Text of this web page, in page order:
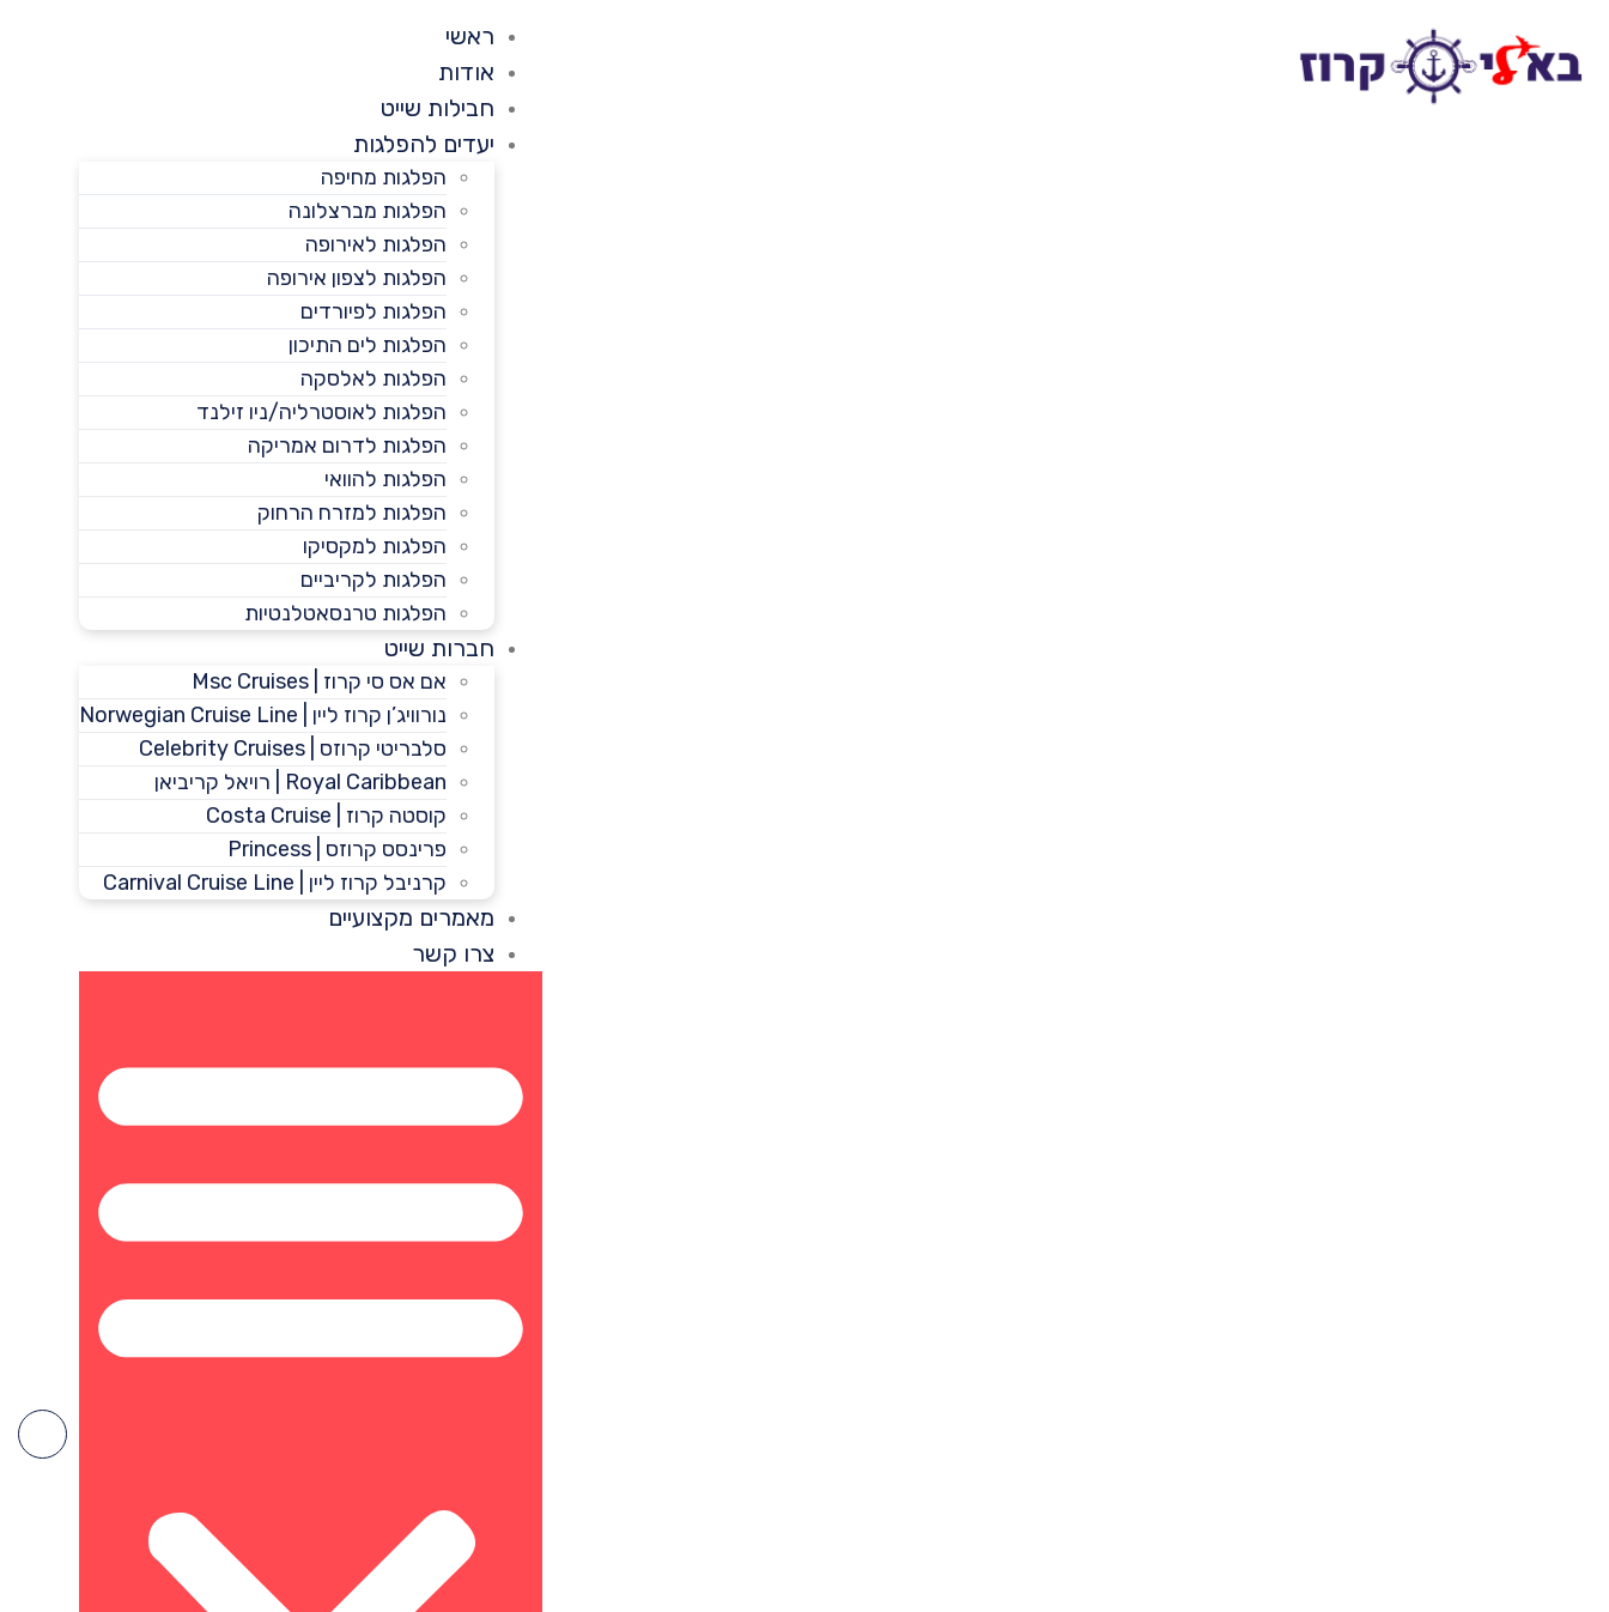
ראשי
אודות
חבילות שייט
יעדים להפלגות
הפלגות מחיפה
הפלגות מברצלונה
הפלגות לאירופה
הפלגות לצפון אירופה
הפלגות לפיורדים
הפלגות לים התיכון
הפלגות לאלסקה
הפלגות לאוסטרליה/ניו זילנד
הפלגות לדרום אמריקה
הפלגות להוואי
הפלגות למזרח הרחוק
הפלגות למקסיקו
הפלגות לקריביים
הפלגות טרנסאטלנטיות
חברות שייט
אם אס סי קרוז | Msc Cruises
נורוויג’ן קרוז ליין | Norwegian Cruise Line
סלבריטי קרוזס | Celebrity Cruises
Royal Caribbean | רויאל קריביאן
קוסטה קרוז | Costa Cruise
פרינסס קרוזס | Princess
קרניבל קרוז ליין | Carnival Cruise Line
מאמרים מקצועיים
צרו קשר